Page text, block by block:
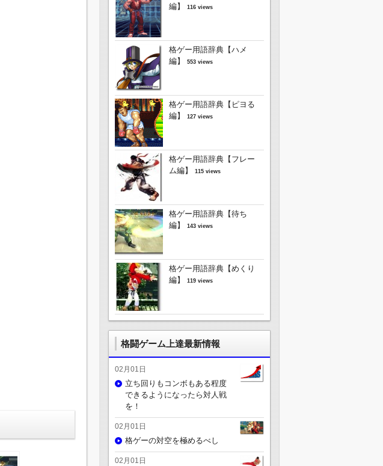
編】
116 views
格ゲー用語辞典【ハメ
編】
553 views
格ゲー用語辞典【ピヨる
編】
127 views
格ゲー用語辞典【フレー
ム編】
115 views
格ゲー用語辞典【待ち
編】
143 views
格ゲー用語辞典【めくり
編】
119 views
格闘ゲーム上達最新情報
02月01日
立ち回りもコンボもある程度
できるようになったら対人戦
を！
02月01日
格ゲーの対空を極めるべし
02月01日